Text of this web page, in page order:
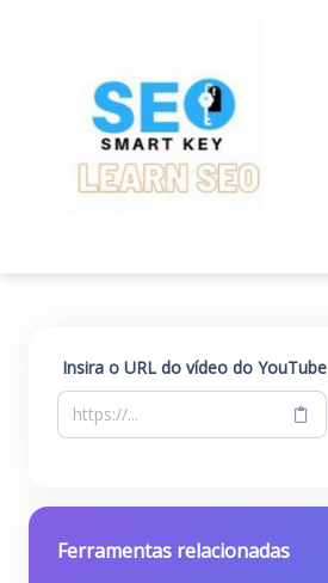
Insira o URL do vídeo do YouTube
Ferramentas relacionadas